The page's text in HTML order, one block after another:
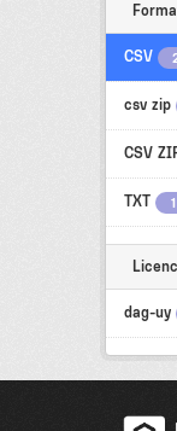
CSV
csv zip
CSV
TXT 1
dag-uy